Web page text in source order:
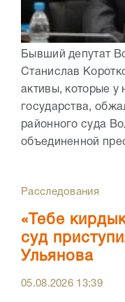
Бывший депутат
Станислав
активы, которые у
государства,
районного суда
объединенной
Расследования
«Тебе
суд
Ульянова
05.08.2026 13:39